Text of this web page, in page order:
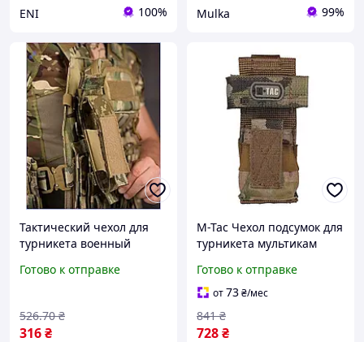
ENI 100% Mulka 99%
Тактический чехол для
турникета военный
кровоостанавливающего
МШоп1
Готово к отправке
316₴
526.70 ₴
M-Tac Чехол подсумок для
турникета мультикам
Готово к отправке
от73₴/мес
728₴
841 ₴